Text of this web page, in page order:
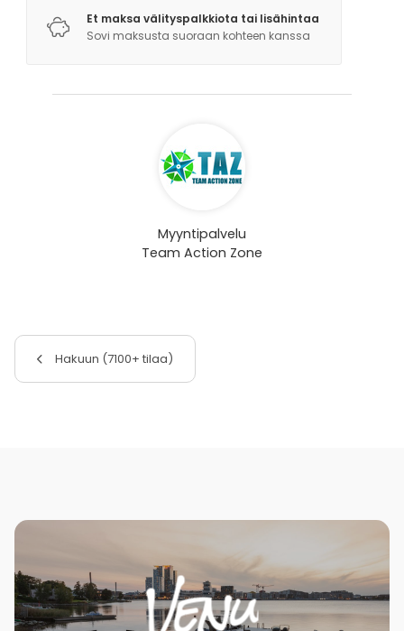
Et maksa välityspalkkiota tai lisähintaa
Sovi maksusta suoraan kohteen kanssa
Myyntipalvelu
Team Action Zone
Hakuun (7100+ tilaa)